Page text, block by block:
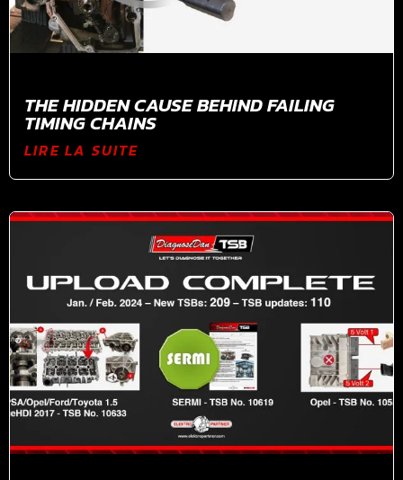
THE HIDDEN CAUSE BEHIND FAILING
TIMING CHAINS
LIRE LA SUITE